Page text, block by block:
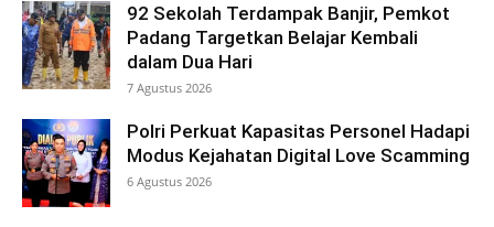
92 Sekolah Terdampak Banjir, Pemkot
Padang Targetkan Belajar Kembali
dalam Dua Hari
7 Agustus 2026
Polri Perkuat Kapasitas Personel Hadapi
Modus Kejahatan Digital Love Scamming
6 Agustus 2026